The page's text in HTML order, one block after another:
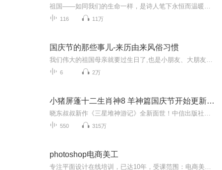
116 11万
国庆节的那些事儿-来历由来风俗习惯
6 2万
小猪屏蓬十二生肖神8 羊神篇国庆节开始更新啦！
550 315万
photoshop电商美工